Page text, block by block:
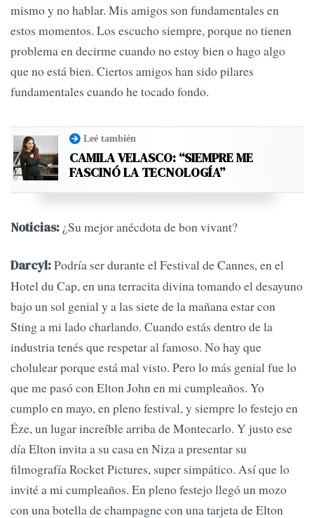
mismo y no hablar. Mis amigos son fundamentales en
estos momentos. Los escucho siempre, porque no tienen
problema en decirme cuando no estoy bien o hago algo
que no está bien. Ciertos amigos han sido pilares
fundamentales cuando he tocado fondo.
Leé también
CAMILA VELASCO: “SIEMPRE ME
FASCINÓ LA TECNOLOGÍA”
Noticias: ¿Su mejor anécdota de bon vivant?
Darcyl:Podría ser durante el Festival de Cannes, en el
Hotel du Cap, en una terracita divina tomando el desayuno
bajo un sol genial y a las siete de la mañana estar con
Sting a mi lado charlando. Cuando estás dentro de la
industria tenés que respetar al famoso. No hay que
cholulear porque está mal visto. Pero lo más genial fue lo
que me pasó con Elton John en mi cumpleaños. Yo
cumplo en mayo, en pleno festival, y siempre lo festejo en
Éze, un lugar increíble arriba de Montecarlo. Y justo ese
día Elton invita a su casa en Niza a presentar su
filmografía Rocket Pictures, super simpático. Así que lo
invité a mi cumpleaños. En pleno festejo llegó un mozo
con una botella de champagne con una tarjeta de Elton